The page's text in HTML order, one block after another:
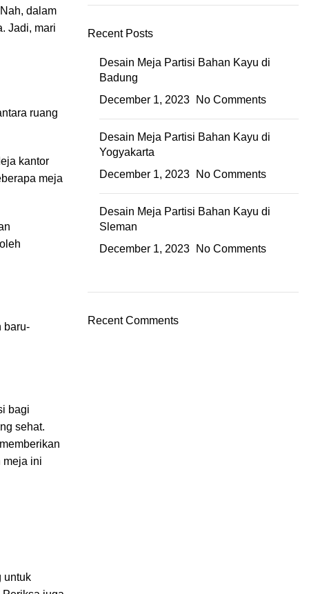
dalam
Jadi, mari
ruang
kantor
meja
baru-
bagi
sehat.
meja ini
untuk
Recent Posts
Desain Meja Partisi Bahan Kayu di
Badung
December 1, 2023
No Comments
Desain Meja Partisi Bahan Kayu di
Yogyakarta
December 1, 2023
No Comments
Desain Meja Partisi Bahan Kayu di
Sleman
December 1, 2023
No Comments
Recent Comments